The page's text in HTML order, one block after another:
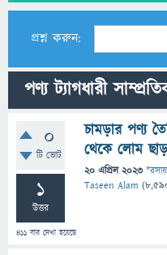
প্রশ্ন করুন:
পণ্য ট্যাগধারী
0
টি ভোট
1
উত্তর
411 বার দেখা হয়েছে
চামড়ার পণ্য
থেকে লোম
20 এপ্রিল 2023 "
Taseen Alam (